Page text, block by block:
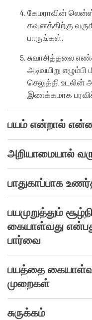
கேமராவின்
கவனத்திற்கு
பாருங்கள்.
சுவாசித்தலை
அடிவயிறு
செலுத்தி
இணக்கமாக
பயம் என்றால்
அறியாமையால்
பாதுகாப்பாக
பயமுறுத்தும்
கையாள்வது
பார்வை
பயத்தை
முறைகள்
சுருக்கம்